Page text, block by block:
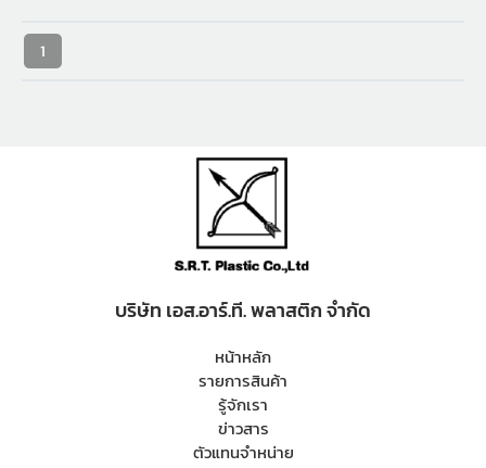
1
บริษัท เอส.อาร์.ที. พลาสติก จำกัด
หน้าหลัก
รายการสินค้า
รู้จักเรา
ข่าวสาร
ตัวแทนจำหน่าย